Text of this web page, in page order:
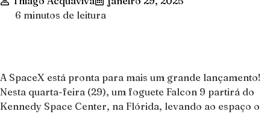
6 minutos de leitura
A SpaceX está pronta para mais um grande lançamento!
Nesta quarta-feira (29), um foguete Falcon 9 partirá do
Kennedy Space Center, na Flórida, levando ao espaço o